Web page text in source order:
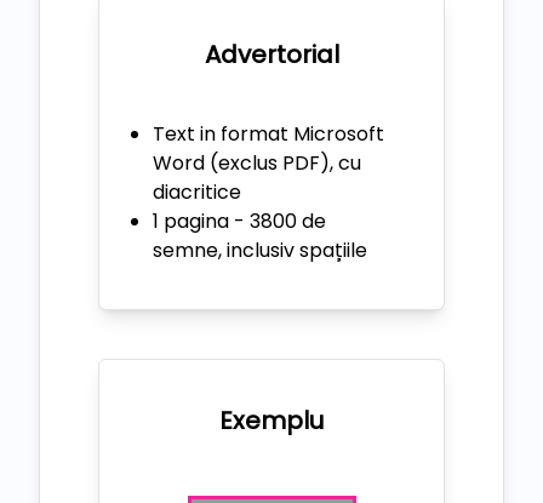
Advertorial
Text in format Microsoft
Word (exclus PDF), cu
diacritice
1 pagina - 3800 de
semne, inclusiv spațiile
Exemplu